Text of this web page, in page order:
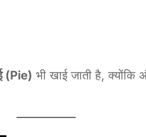
(Pie) भी खाई जाती है, क्योंकि